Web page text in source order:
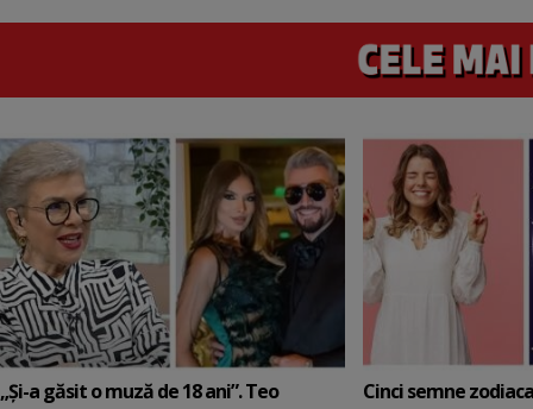
„Și-a găsit o muză de 18 ani”. Teo Cinci semne